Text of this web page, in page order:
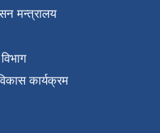
मन्त्रालय
कार्यक्रम